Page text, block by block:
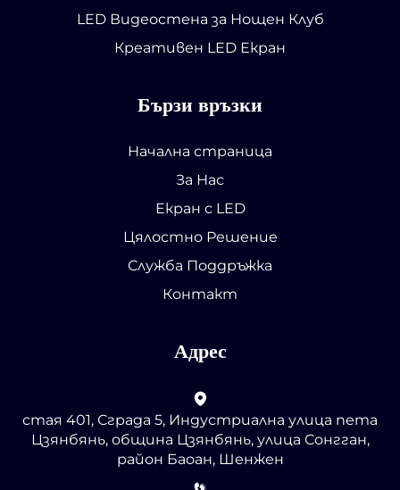
LED Видеостена за Нощен Клуб
Креативен LED Екран
Бързи връзки
Начална страница
За Нас
Екран с LED
Цялостно Решение
Служба Поддръжка
Контакт
Адрес
стая 401, Сграда 5, Индустриална улица пета
Цзянбянь, община Цзянбянь, улица Сонгган,
район Баоан, Шенжен